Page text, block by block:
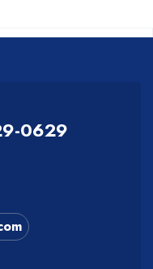
0629